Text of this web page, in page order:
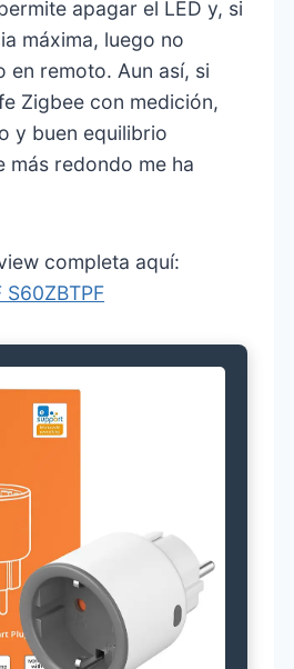
apagar el LED y, si
máxima, luego no
en remoto. Aun así, si
Zigbee con medición,
y buen equilibrio
más redondo me ha
completa aquí:
S60ZBTPF